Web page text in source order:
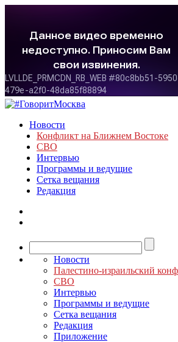
Новости
Конфликт на Ближнем Востоке
СВО
Интервью
Программы и ведущие
Сетка вещания
Редакция
Новости
Палестино-израильский
СВО
Интервью
Программы и ведущие
Сетка вещания
Редакция
Приложение